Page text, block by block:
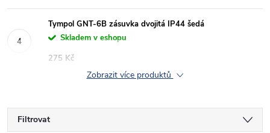
Tympol GNT-6B zásuvka dvojitá IP44 šedá
Skladem v eshopu
275 Kč
Zobrazit více produktů
Filtrovat